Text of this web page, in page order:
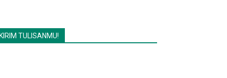
KIRIM TULISANMU!